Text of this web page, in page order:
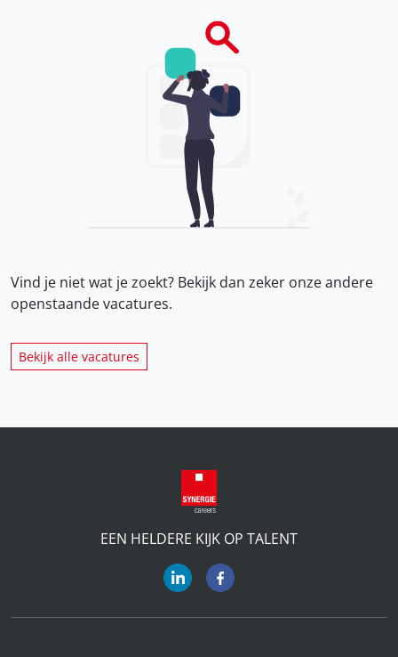
Vind je niet wat je zoekt? Bekijk dan zeker onzeandere
openstaande vacatures.
Bekijk alle vacatures
EEN HELDERE KIJK OP TALENT